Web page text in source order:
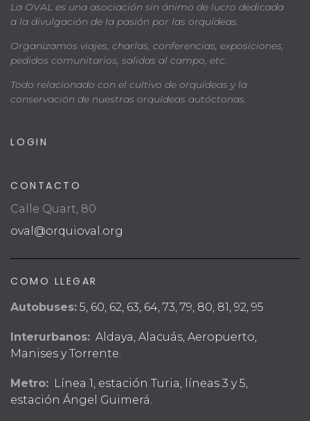
La OVAL es una asociación sin ánimo de lucro dedicada
a la divulgación de la pasión por las orquídeas.
Organizamos viajes, charlas, conferencias, exposiciones,
pedidos comunitarios, salidas al campo, etc.
Todo relacionado con el cultivo de orquídeas y la
conservación de nuestras orquídeas autóctonas.
LOGIN
CONTACTO
Calle Quart, 80
oval@orquioval.org
COMO LLEGAR
Autobuses: 5, 60, 62, 63, 64, 73, 79, 80, 81, 92, 95
Interurbanos: Aldaya, Alacuás, Aeropuerto,
Manises y Torrente.
Metro: Línea 1, estación Turia, líneas 3 y 5,
estación Ángel Guimerá.